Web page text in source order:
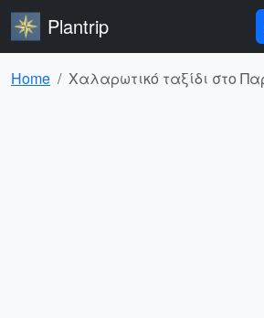
Plantrip
Home Χαλαρωτικό ταξίδι στο